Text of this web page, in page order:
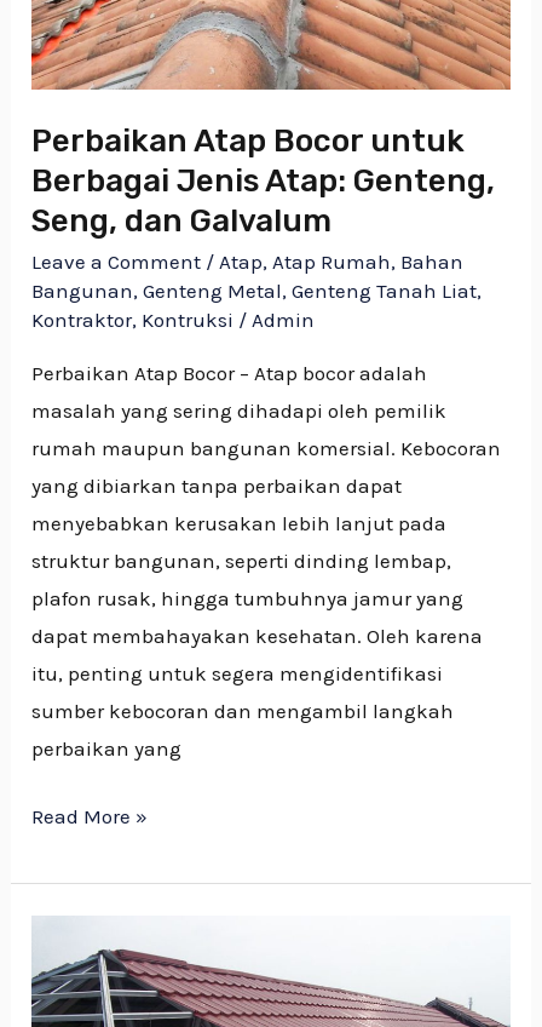
Perbaikan Atap Bocor untuk
Berbagai Jenis Atap: Genteng,
Seng, dan Galvalum
Leave a Comment / Atap, Atap Rumah, Bahan
Bangunan,Genteng Metal,Genteng Tanah Liat,
Kontraktor, Kontruksi / Admin
Perbaikan Atap Bocor – Atap bocor adalah
masalah yang sering dihadapi oleh pemilik
rumah maupun bangunan komersial. Kebocoran
yang dibiarkan tanpa perbaikan dapat
menyebabkan kerusakan lebih lanjut pada
struktur bangunan, seperti dinding lembap,
plafon rusak, hingga tumbuhnya jamur yang
dapat membahayakan kesehatan. Oleh karena
itu, penting untuk segera mengidentifikasi
sumber kebocoran dan mengambil langkah
perbaikan yang
Atap:
Genteng,
Seng,
Galvalum
Read More »
Atap
Berdasarkan